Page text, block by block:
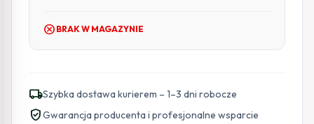
cancel BRAK W MAGAZYNIE
local_shippingSzybka dostawa kurierem – 1–3 dni robocze
verified_userGwarancja producenta i profesjonalne wsparcie